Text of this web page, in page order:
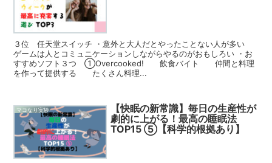
３位 任天堂スイッチ ・意外と大人だとやったことない人が多い
ゲームは人とコミュニケーションしながらやるのがおもしろい ・お
すすめソフト３つ ①Overcooked! 飲食バイト 仲間と料理
を作って提供する たくさん料理...
マコなり実験
【快眠の新常識】毎日の生産性が
劇的に上がる！最高の睡眠法
TOP15 ⑤【科学的根拠あり】